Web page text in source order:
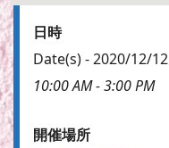
日時
Date(s) - 2020/12/12
10:00 AM - 3:00 PM
開催場所